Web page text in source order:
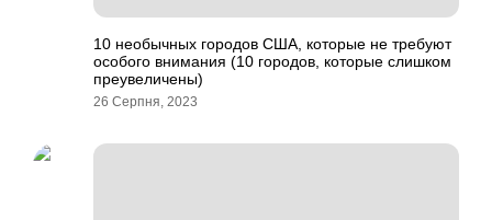
10 необычных городов США, которые не требуют
особого внимания (10 городов, которые слишком
преувеличены)
26 Серпня, 2023